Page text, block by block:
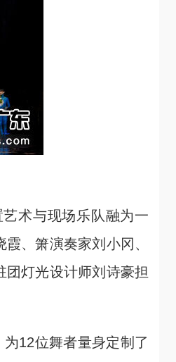
术与现场乐队融为一
、箫演奏家刘小冈、
灯光设计师刘诗豪担
12位舞者量身定制了